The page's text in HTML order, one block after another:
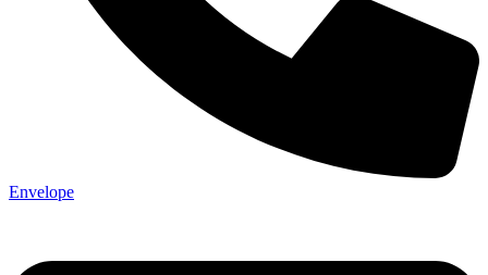
Envelope